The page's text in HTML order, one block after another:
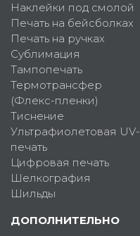
Наклейки под смолой
Печать на бейсболках
Печать на ручках
Сублимация
Тампопечать
Термотрансфер
(Флекс-пленки)
Тиснение
Ультрафиолетовая UV-
печать
Цифровая печать
Шелкография
Шильды
ДОПОЛНИТЕЛЬНО